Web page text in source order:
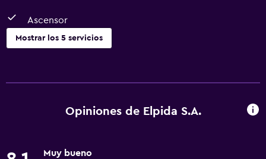
Ascensor
Mostrar los 5 servicios
Servicio de habitaciones
Wifi gratis
Opiniones de Elpida S.A.
Muy bueno